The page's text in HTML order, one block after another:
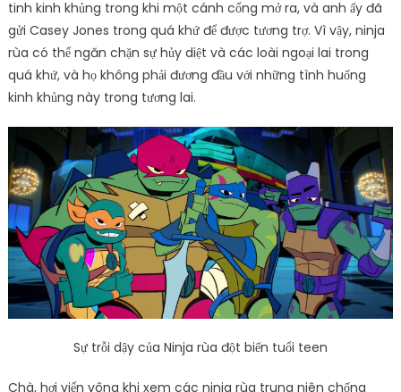
tinh kinh khủng trong khi một cánh cổng mở ra, và anh ấy đã
gửi Casey Jones trong quá khứ để được tương trợ. Vì vậy, ninja
rùa có thể ngăn chặn sự hủy diệt và các loài ngoại lai trong
quá khứ, và họ không phải đương đầu với những tình huống
kinh khủng này trong tương lai.
Sự trỗi dậy của Ninja rùa đột biến tuổi teen
Chà, hơi viển vông khi xem các ninja rùa trung niên chống